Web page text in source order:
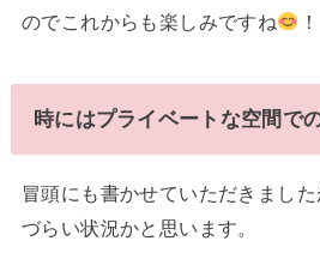
のでこれからも楽しみですね
！
時にはプライベートな空間で
冒頭にも書かせていただきまし
づらい状況かと思います。